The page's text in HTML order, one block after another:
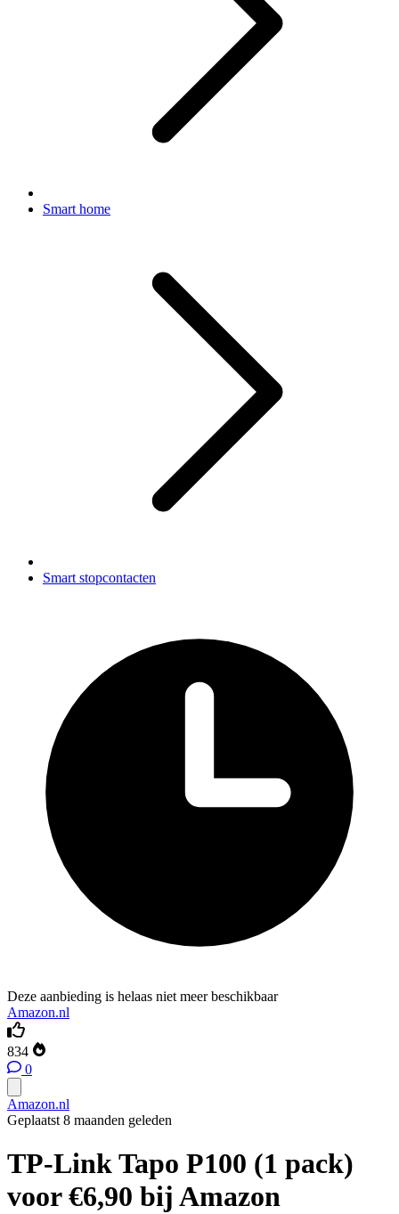
Smart home
Smart stopcontacten
Deze aanbieding is helaas niet meer beschikbaar
Amazon.nl
834
0
Amazon.nl
Geplaatst 8 maanden geleden
TP-Link Tapo P100 (1 pack)
voor €6,90 bij Amazon